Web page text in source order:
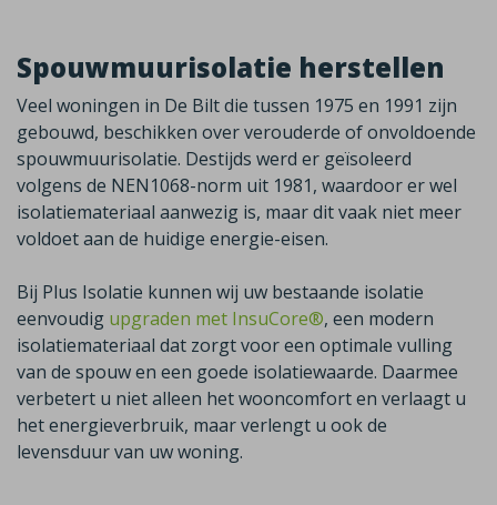
Spouwmuurisolatie herstellen
Veel woningen in De Biltdie tussen 1975 en 1991 zijn
gebouwd, beschikken over verouderde of onvoldoende
spouwmuurisolatie. Destijds werd er geïsoleerd
volgens de NEN1068-norm uit 1981, waardoor er wel
isolatiemateriaal aanwezig is, maar dit vaak niet meer
voldoet aan de huidige energie-eisen.
Bij Plus Isolatie kunnen wij uw bestaande isolatie
eenvoudig upgraden met InsuCore®, een modern
isolatiemateriaal dat zorgt voor een optimale vulling
van de spouw en een goede isolatiewaarde. Daarmee
verbetert u niet alleen het wooncomfort en verlaagt u
het energieverbruik, maar verlengt u ook de
levensduur van uw woning.